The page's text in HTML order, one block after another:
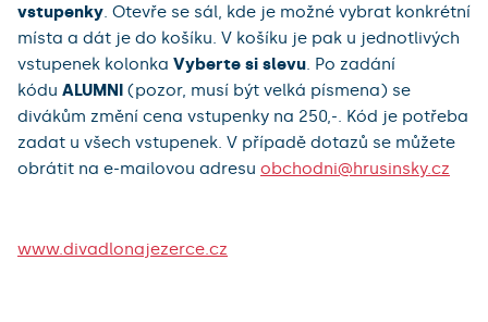
vstupenky . Otevře se sál, kde je možné vybrat konkrétní
místa a dát je do košíku. V košíku je pak u jednotlivých
vstupenek kolonka Vyberte si slevu . Po zadání
kódu ALUMNI (pozor, musí být velká písmena) se
divákům změní cena vstupenky na 250,-. Kód je potřeba
zadat u všech vstupenek. V případě dotazů se můžete
obrátit na e-mailovou adresu obchodni@hrusinsky.cz
www.divadlonajezerce.cz